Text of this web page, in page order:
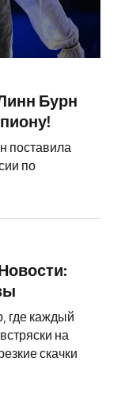
Бурн
поставила
по
объяснение и
где каждый
на
скачки